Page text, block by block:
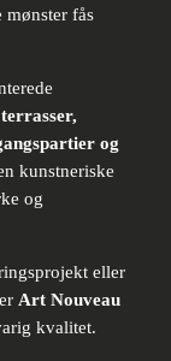
mønster fås
terrasser,
og
kunstneriske
og
eller
Art Nouveau
kvalitet.